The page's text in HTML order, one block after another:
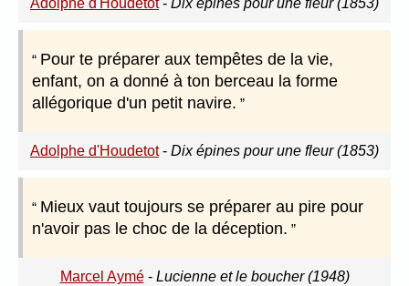
Adolphe d'Houdetot- Dix épines pour une fleur (1853)
Pour te préparer aux tempêtes de la vie,
enfant, on a donné à ton berceau la forme
allégorique d'un petit navire.
Adolphe d'Houdetot- Dix épines pour une fleur (1853)
Mieux vaut toujours se préparer au pire pour
n'avoir pas le choc de la déception.
Marcel Aymé- Lucienne et le boucher (1948)